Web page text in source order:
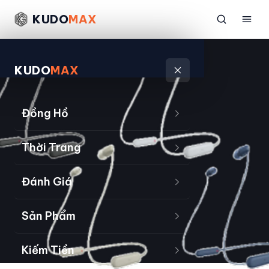
KUDOMAX
KUDOMAX
Đồng Hồ
Thời Trang
Đánh Giá
Sản Phẩm
Kiếm Tiền